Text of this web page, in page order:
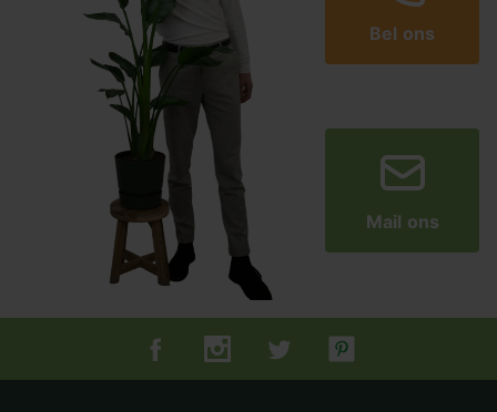
Bel ons
Mail ons
Tuincentrum.nl op Facebook
Tuincentrum.nl op Instagram
Tuincentrum.nl op Twitter
Tuincentrum.nl op